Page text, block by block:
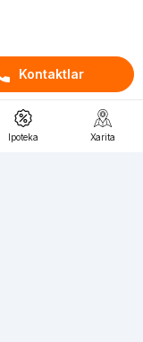
Kontaktlar
Ipoteka Xarita